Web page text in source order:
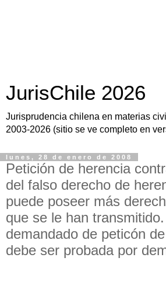
JurisChile 2026
Jurisprudencia chilena en materias
2003-2026 (sitio se ve completo en
lunes, 28 de enero de 2008
Petición de herencia
del falso derecho de
puede poseer más
que se le han
demandado de peticón
debe ser probada por